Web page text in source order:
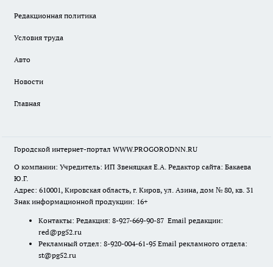
Редакционная политика
Условия труда
Авто
Новости
Главная
Городской интернет-портал WWW.PROGORODNN.RU
О компании: Учредитель: ИП Звеняцкая Е.А. Редактор сайта: Бакаева
Ю.Г.
Адрес: 610001, Кировская область, г. Киров, ул. Азина, дом № 80, кв. 31
Знак информационной продукции: 16+
Контакты: Редакция: 8-927-669-90-87 Email редакции:
red@pg52.ru
Рекламный отдел: 8-920-004-61-95 Email рекламного отдела:
st@pg52.ru